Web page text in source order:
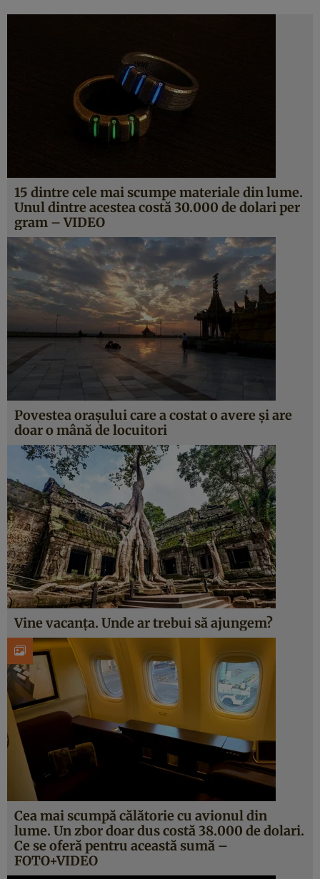
15 dintre cele mai scumpe materiale din lume.
Unul dintre acestea costă 30.000 de dolari per
gram – VIDEO
Povestea oraşului care a costat o avere şi are
doar o mână de locuitori
Vine vacanţa. Unde ar trebui să ajungem?
Cea mai scumpă călătorie cu avionul din
lume. Un zbor doar dus costă 38.000 de dolari.
Ce se oferă pentru această sumă –
FOTO+VIDEO